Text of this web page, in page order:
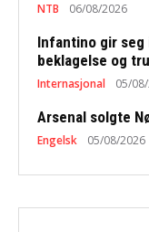
NTB 06/08/2026
Infantino gir seg
beklagelse og
Internasjonal 05/
Arsenal solgte
Engelsk 05/08/2026